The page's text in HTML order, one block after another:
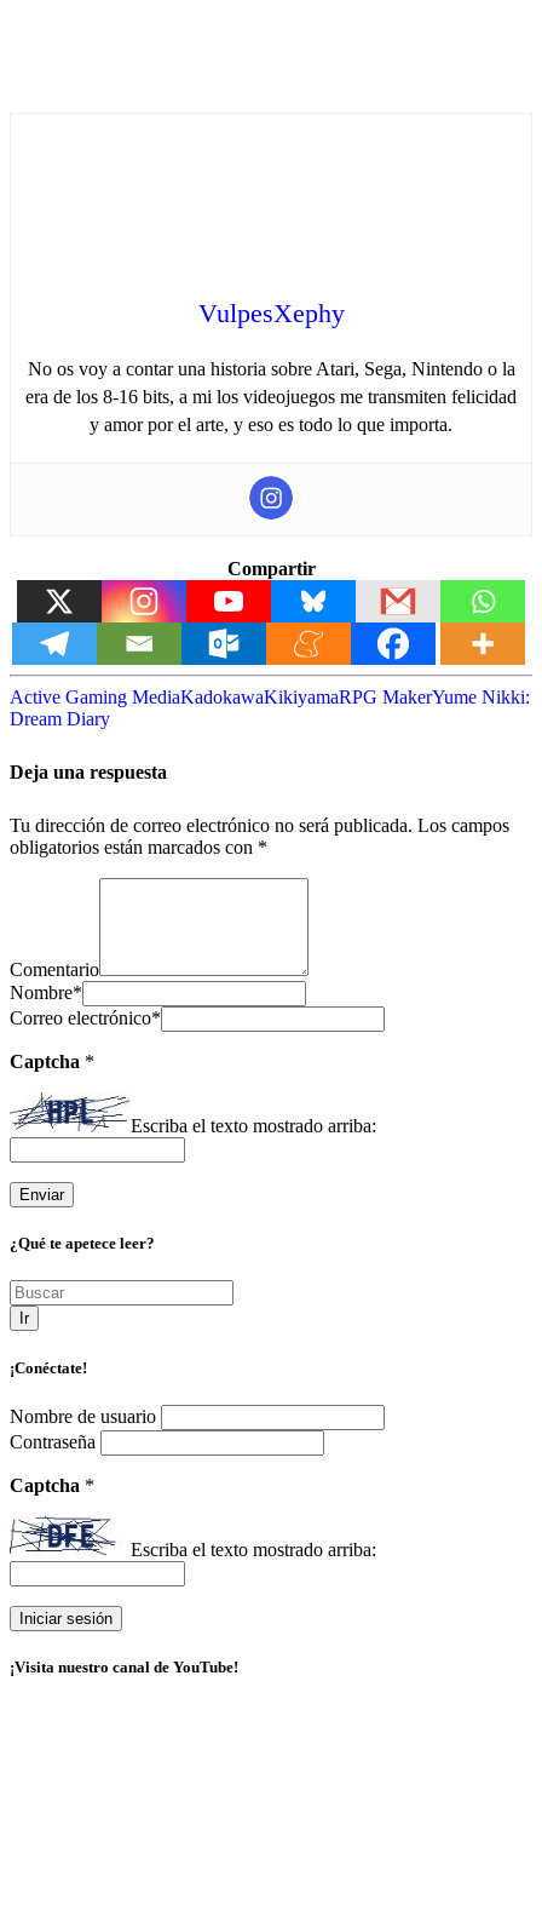
VulpesXephy
No os voy a contar una historia sobre Atari, Sega, Nintendo o la
era de los 8-16 bits, a mi los videojuegos me transmiten felicidad
y amor por el arte, y eso es todo lo que importa.
Compartir
Active Gaming MediaKadokawaKikiyamaRPG MakerYume Nikki:
Dream Diary
Deja una respuesta
Tu dirección de correo electrónico no será publicada. Los campos
obligatorios están marcados con *
Comentario
Nombre*
Correo electrónico*
Captcha *
Escriba el texto mostrado arriba:
¿Qué te apetece leer?
Ir
¡Conéctate!
Nombre de usuario
Contraseña
Captcha *
Escriba el texto mostrado arriba:
¡Visita nuestro canal de YouTube!